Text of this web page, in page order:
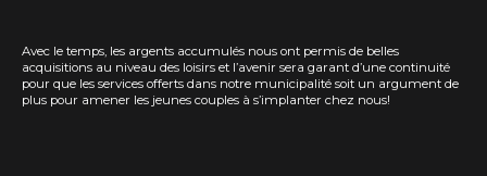
Avec le temps, les argents accumulés nous ont permis de belles
acquisitions au niveau des loisirs et l’avenir sera garant d’une continuité
pour que les services offerts dans notre municipalité soit un argument de
plus pour amener les jeunes couples à s’implanter chez nous!